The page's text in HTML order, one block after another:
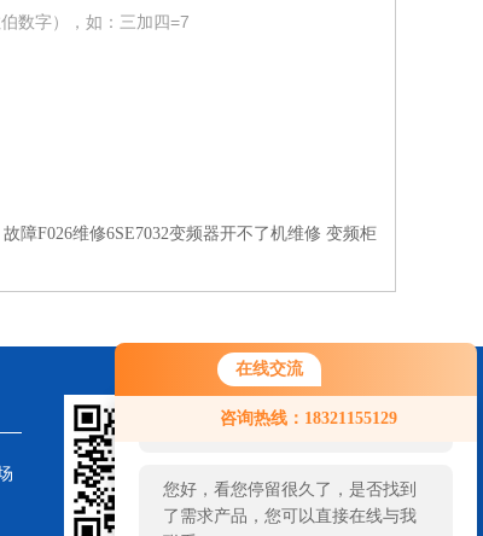
在线交流
咨询热线：18321155129
您好！欢迎前来咨询，很高兴为您
服务，请问您要咨询什么问题呢？
您好，看您停留很久了，是否找到
了需求产品，您可以直接在线与我
数字），如：三加四=7
故障F026维修6SE7032变频器开不了机维修 变频柜